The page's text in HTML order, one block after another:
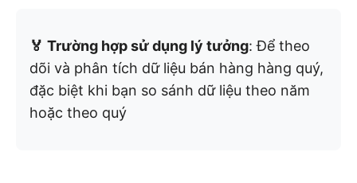
🏅 Trường hợp sử dụng lý tưởng: Để theo
dõi và phân tích dữ liệu bán hàng hàng quý,
đặc biệt khi bạn so sánh dữ liệu theo năm
hoặc theo quý